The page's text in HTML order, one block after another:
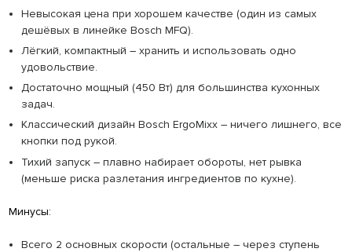
Невысокая цена при хорошем качестве (один из самых
дешёвых в линейке Bosch MFQ).
Лёгкий, компактный – хранить и использовать одно
удовольствие.
Достаточно мощный (450 Вт) для большинства кухонных
задач.
Классический дизайн Bosch ErgoMixx – ничего лишнего, все
кнопки под рукой.
Тихий запуск – плавно набирает обороты, нет рывка
(меньше риска разлетания ингредиентов по кухне).
Минусы:
Всего 2 основных скорости (остальные – через ступень